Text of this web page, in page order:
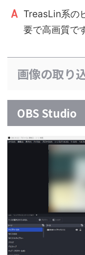
TreasLin系の
要で高画質で
画像の取り
OBS Studio